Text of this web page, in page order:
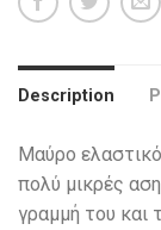
Description
Μαύρο
πολύ μικρές
γραμμή του και